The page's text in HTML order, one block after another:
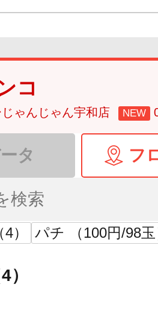
コ
ゃんじゃん宇和店 NEW
タ フ
） パチ （100円/98